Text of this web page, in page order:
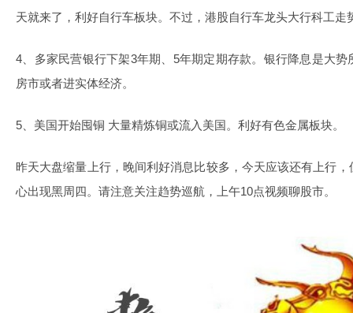
天就来了，利好自行车板块。不过，港股自行车龙头大行科工走
4、多家民营银行下架3年期、5年期定期存款。银行降息是大
房市或者进实体经济。
5、美国开始囤铜 大量精炼铜或流入美国。利好有色金属板块。
昨天大盘缩量上行，晚间利好消息比较多，今天应该还有上行
心出现黑周四。请注意关注趋势巡航，上午10点视频聊股市。